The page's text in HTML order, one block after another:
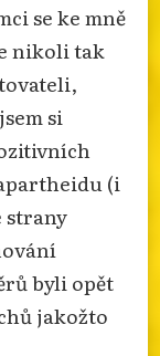
se ke mně
nikoli tak
si
(i
strany
byli opět
jakožto